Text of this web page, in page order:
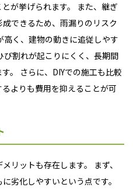
が挙げられます。 また、継ぎ
できるため、雨漏りのリスク
高く、建物の動きに追従しやす
び割れが起こりにくく、長期間
。 さらに、DIYでの施工も比較
よりも費用を抑えることが可
リットも存在します。 まず、
劣化しやすいという点です。